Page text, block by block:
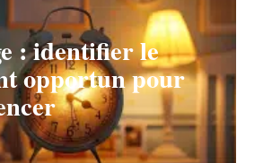
: identifier le
opportun pour